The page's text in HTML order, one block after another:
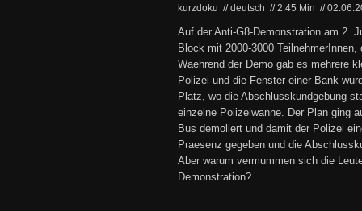
kurzdoku // deutsch //2:45 Min //
Auf der Anti-G8-Demonstration am 2.
Block mit 2000-3000
Waehrend der Demo gab es mehrere
Polizei und die Fenster einer Bank
Platz, wo die Abschlusskundgebung
einzelne Polizeiwanne. Der Plan ging
Bus demoliert und damit der Polizei
Praesenz gegeben und die
Aber warum vermummen sich die
Demonstration?